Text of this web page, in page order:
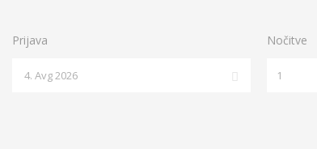
Prijava Nočitve